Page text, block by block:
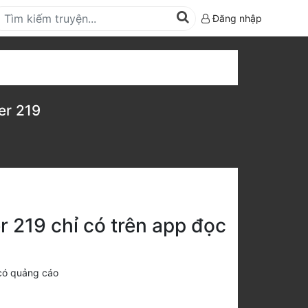
Đăng nhập
219
219 chỉ có trên app đọc
quảng cáo